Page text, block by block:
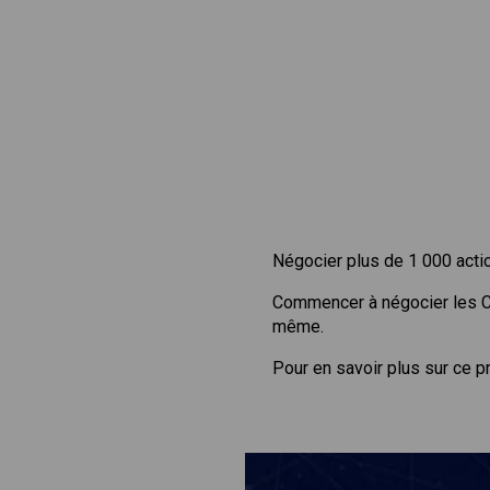
Négocier plus de 1 000
Commencer à négocier les
même.
Pour en savoir plus sur ce